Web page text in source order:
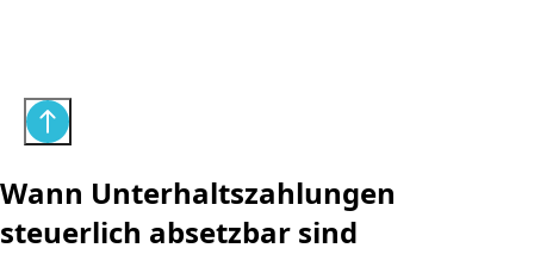
Wann Unterhaltszahlungen
steuerlich absetzbar sind